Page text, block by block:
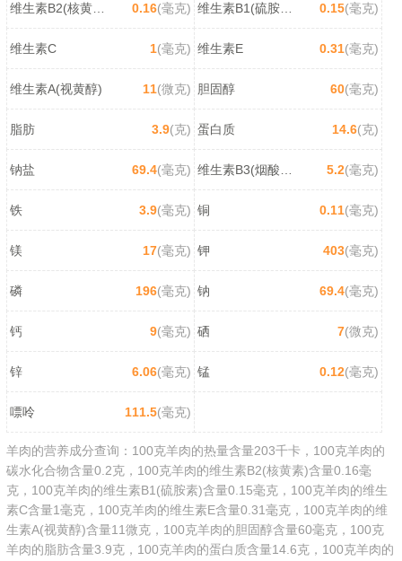
维生素B2(核黄素) 0.16(毫克) 维生素B1(硫胺素) 0.15(毫克)
维生素C 1(毫克) 维生素E 0.31(毫克)
维生素A(视黄醇) 11(微克) 胆固醇 60(毫克)
脂肪 3.9(克) 蛋白质 14.6(克)
钠盐 69.4(毫克) 维生素B3(烟酸/尼克酸) 5.2(毫克)
铁 3.9(毫克) 铜 0.11(毫克)
镁 17(毫克) 钾 403(毫克)
磷 196(毫克) 钠 69.4(毫克)
钙 9(毫克) 硒 7(微克)
锌 6.06(毫克) 锰 0.12(毫克)
嘌呤 111.5(毫克)
羊肉的营养成分查询：100克羊肉的热量含量203千卡，100克羊肉的
碳水化合物含量0.2克，100克羊肉的维生素B2(核黄素)含量0.16毫
克，100克羊肉的维生素B1(硫胺素)含量0.15毫克，100克羊肉的维生
素C含量1毫克，100克羊肉的维生素E含量0.31毫克，100克羊肉的维
生素A(视黄醇)含量11微克，100克羊肉的胆固醇含量60毫克，100克
羊肉的脂肪含量3.9克，100克羊肉的蛋白质含量14.6克，100克羊肉的